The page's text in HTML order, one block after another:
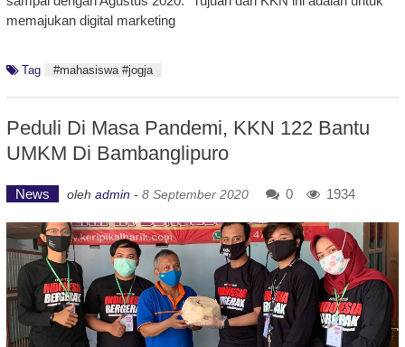
memajukan digital marketing
Tag #mahasiswa #jogja
Peduli Di Masa Pandemi, KKN 122 Bantu
UMKM Di Bambanglipuro
News oleh admin - 8 September 2020 0 1934